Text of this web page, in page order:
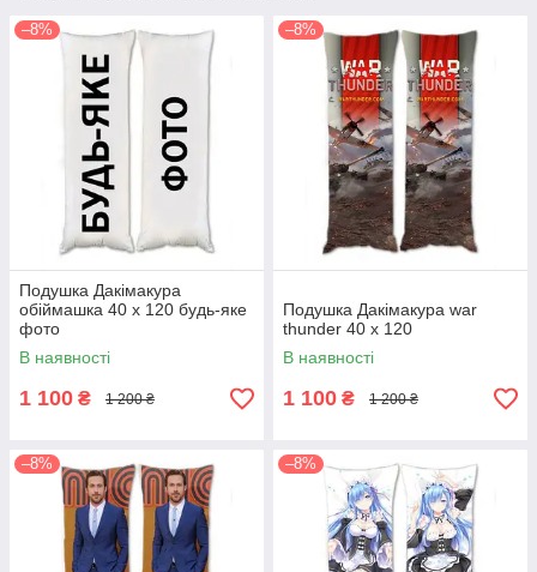
–8%
Подушка Дакімакура
обіймашка 40 х 120 будь-яке
фото
В наявності
1 100 ₴ 1 200 ₴
–8%
Подушка Дакімакура war
thunder 40 х 120
В наявності
1 100 ₴ 1 200 ₴
–8% –8%